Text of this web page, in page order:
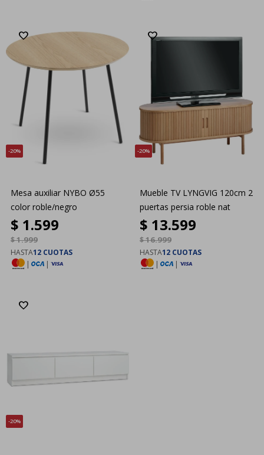
20
Mesa auxiliar NYBO Ø55
color roble/negro
$ 1.599
$1.999
HASTA12 CUOTAS
|
|
20
Mueble TV LYNGVIG 120cm 2
puertas persia roble nat
$ 13.599
$16.999
HASTA12 CUOTAS
|
|
20